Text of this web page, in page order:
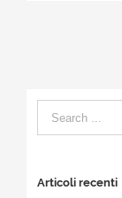
Search
for:
Articoli recenti